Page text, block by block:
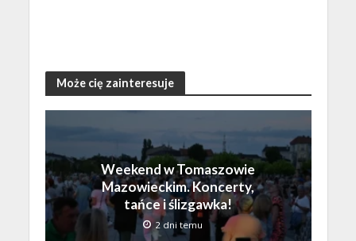
Może cię zainteresuje
Weekend w Tomaszowie
Mazowieckim. Koncerty,
tańce i ślizgawka!
2 dni temu